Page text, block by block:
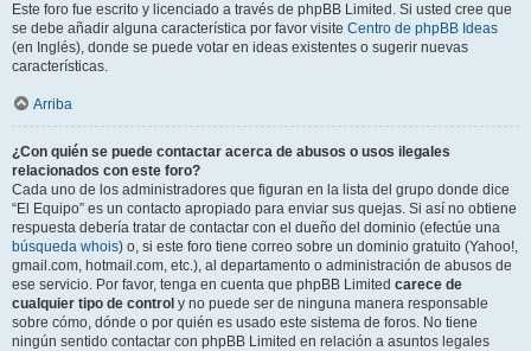
Este foro fue escrito y licenciado a través de phpBB Limited. Si usted cree que
se debe añadir alguna característica por favor visite Centro de phpBB Ideas
(en Inglés), donde se puede votar en ideas existentes o sugerir nuevas
características.
Arriba
¿Con quién se puede contactar acerca de abusos o usos ilegales
relacionados con este foro?
Cada uno de los administradores que figuran en la lista del grupo donde dice
“El Equipo” es un contacto apropiado para enviar sus quejas. Si así no obtiene
respuesta debería tratar de contactar con el dueño del dominio (efectúe una
búsqueda whois) o, si este foro tiene correo sobre un dominio gratuito (Yahoo!,
gmail.com, hotmail.com, etc.), al departamento o administración de abusos de
ese servicio. Por favor, tenga en cuenta que phpBB Limited carece de
cualquier tipo de control y no puede ser de ninguna manera responsable
sobre cómo, dónde o por quién es usado este sistema de foros. No tiene
ningún sentido contactar con phpBB Limited en relación a asuntos legales